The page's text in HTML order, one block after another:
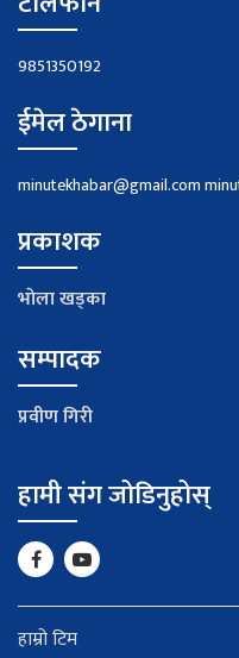
9851350192
ईमेल ठेगाना
minutekhabar@gmail.com
प्रकाशक
भाेला खड्का
सम्पादक
प्रवीण गिरी
हामी संग जोडिनुहोस्
हाम्रो टिम